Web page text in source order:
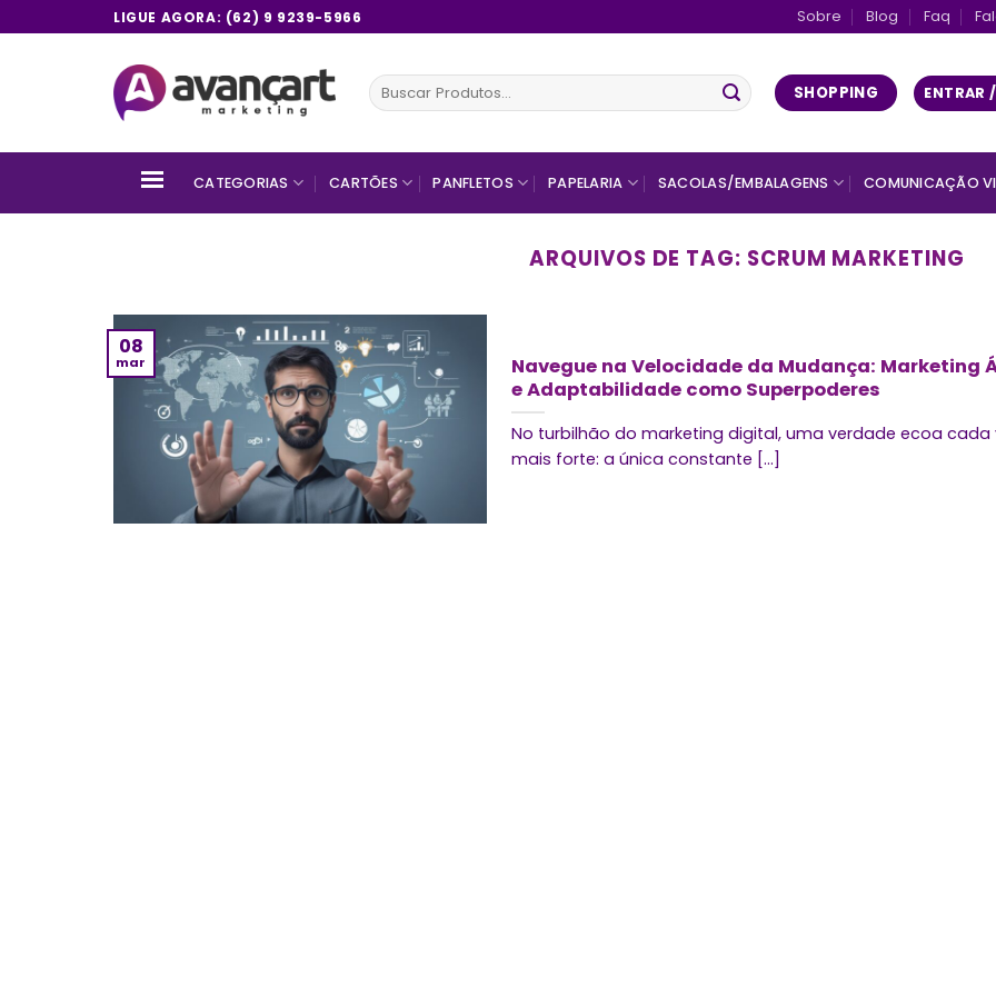
to
LIGUE AGORA: (62) 9 9239-5966 Sobre Blog Faq
Pesquisar
por:
SHOPPING ENTRAR
CATEGORIAS CARTÕES PANFLETOS PAPELARIA SACOLAS/EMBALAGENS COMUNICAÇÃO
ARQUIVOS DE TAG: SCRUM MARKETING
Navegue na Velocidade da Mudança: Marketing
e Adaptabilidade como Superpoderes
No turbilhão do marketing digital, uma verdade ecoa cada
mais forte: a única constante [...]
08
mar